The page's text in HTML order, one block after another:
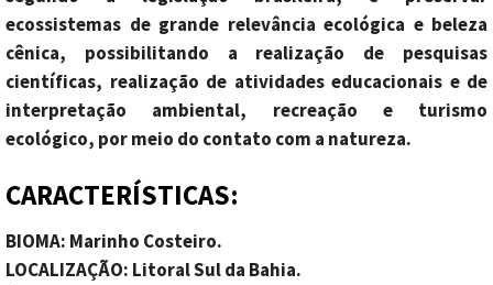
ecossistemas de grande relevância ecológica e beleza
cênica, possibilitando a realização de pesquisas
científicas, realização de atividades educacionais e de
interpretação ambiental, recreação e turismo
ecológico, por meio do contato com a natureza.
CARACTERÍSTICAS:
BIOMA: Marinho Costeiro.
LOCALIZAÇÃO: Litoral Sul da Bahia.